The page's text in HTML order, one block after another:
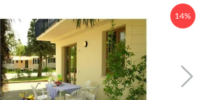
14%